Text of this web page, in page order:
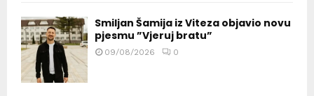
Smiljan Šamija iz Viteza objavio novu
pjesmu ”Vjeruj bratu”
09/08/2026 0